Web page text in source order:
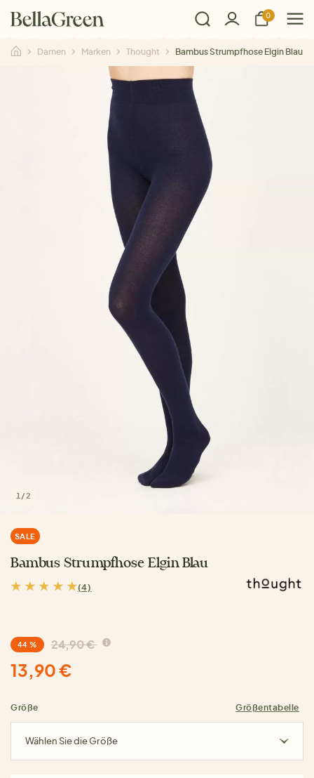
0
Damen Marken Thought Bambus Strumpfhose Elgin Blau
1 /2
SALE
Bambus Strumpfhose Elgin Blau
(4)
44 % 24,90 €
13,90 €
Größe Größentabelle
Wählen Sie die Größe